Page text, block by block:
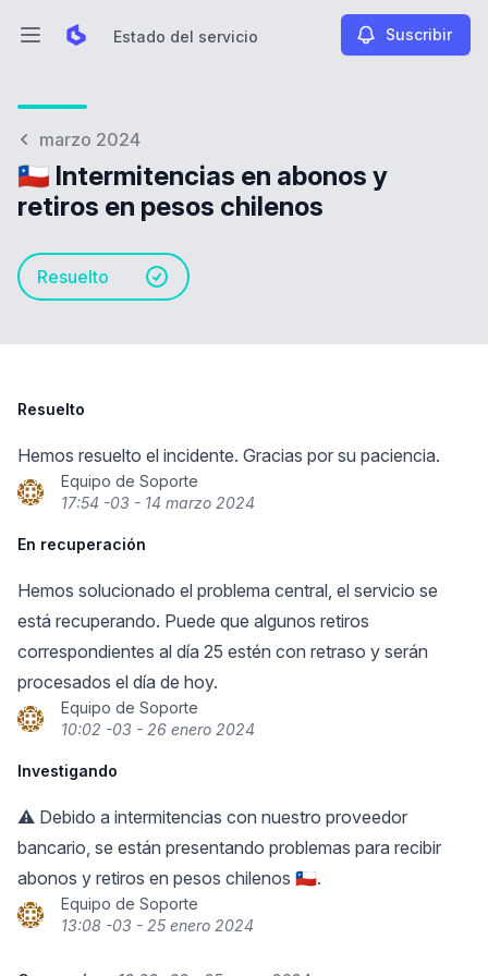
Abrir menú principalEstado del servicio Suscribir
marzo 2024
🇨🇱 Intermitencias en abonos y
retiros en pesos chilenos
Resuelto
Resuelto
Hemos resuelto el incidente. Gracias por su paciencia.
Equipo de Soporte
17:54 -03 - 14 marzo 2024
En recuperación
Hemos solucionado el problema central, el servicio se
está recuperando. Puede que algunos retiros
correspondientes al día 25 estén con retraso y serán
procesados el día de hoy.
Equipo de Soporte
10:02 -03 - 26 enero 2024
Investigando
⚠️ Debido a intermitencias con nuestro proveedor
bancario, se están presentando problemas para recibir
abonos y retiros en pesos chilenos 🇨🇱.
Equipo de Soporte
13:08 -03 - 25 enero 2024